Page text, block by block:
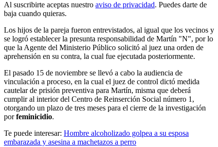
Al suscribirte aceptas nuestro aviso de privacidad. Puedes darte de
baja cuando quieras.
Los hijos de la pareja fueron entrevistados, al igual que los vecinos y
se logró establecer la presunta responsabilidad de Martín "N", por lo
que la Agente del Ministerio Público solicitó al juez una orden de
aprehensión en su contra, la cual fue ejecutada posteriormente.
El pasado 15 de noviembre se llevó a cabo la audiencia de
vinculación a proceso, en la cual el juez de control dictó medida
cautelar de prisión preventiva para Martín, misma que deberá
cumplir al interior del Centro de Reinserción Social número 1,
otorgando un plazo de tres meses para el cierre de la investigación
porfeminicidio.
Te puede interesar: Hombre alcoholizado golpea a su esposa
embarazada y asesina a machetazos a perro